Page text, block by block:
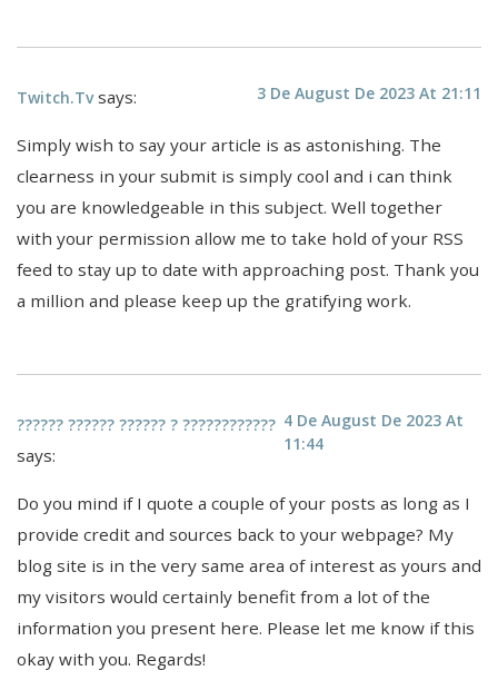
Twitch.tv says: 3 De August De 2023 At 21:11
Simply wish to say your article is as astonishing. The
clearness in your submit is simply cool and i can think
you are knowledgeable in this subject. Well together
with your permission allow me to take hold of your RSS
feed to stay up to date with approaching post. Thank you
a million and please keep up the gratifying work.
?????? ?????? ?????? ? ????????????
says:
4 De August De 2023 At
11:44
Do you mind if I quote a couple of your posts as long as I
provide credit and sources back to your webpage? My
blog site is in the very same area of interest as yours and
my visitors would certainly benefit from a lot of the
information you present here. Please let me know if this
okay with you. Regards!